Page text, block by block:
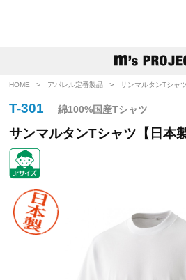
HOME アパレル定番製品 サンマルタンTシャ
T-301 綿100%国産Tシャツ
サンマルタンTシャツ【日本製